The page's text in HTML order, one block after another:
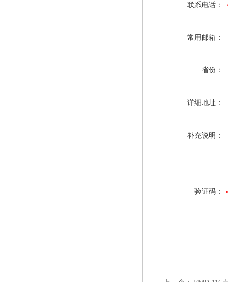
联系电话：
常用邮箱：
省份：
详细地址：
补充说明：
验证码：